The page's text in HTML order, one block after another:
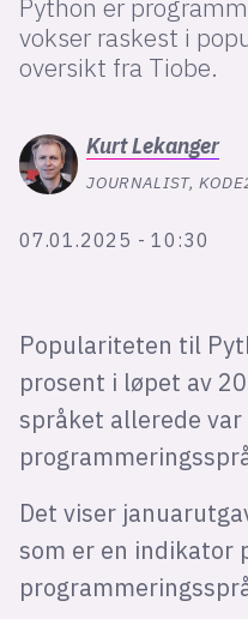
Python er
vokser raskest i
oversikt fra Tiobe.
KurtLekanger
JOURNALIST,
07.01.2025 - 10:30
Populariteten til
prosent i løpet av
språket allerede
Det viser
som er en indikator
annonsepriser
suksesshistorier
Bli firmapartner